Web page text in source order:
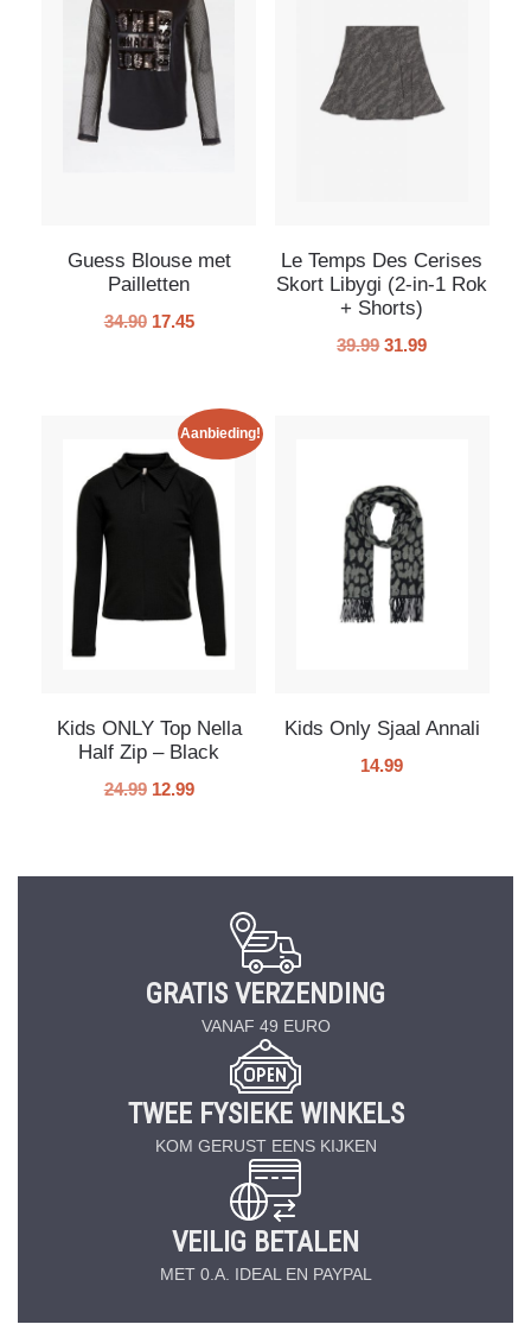
Guess Blouse met
Pailletten
34.90 17.45
Le Temps Des Cerises
Skort Libygi (2-in-1 Rok
+ Shorts)
39.99 31.99
Aanbieding!
Kids ONLY Top Nella
Half Zip – Black
24.99 12.99
Kids Only Sjaal Annali
14.99
GRATIS VERZENDING
VANAF 49 EURO
TWEE FYSIEKE WINKELS
KOM GERUST EENS KIJKEN
VEILIG BETALEN
MET 0.A. IDEAL EN PAYPAL